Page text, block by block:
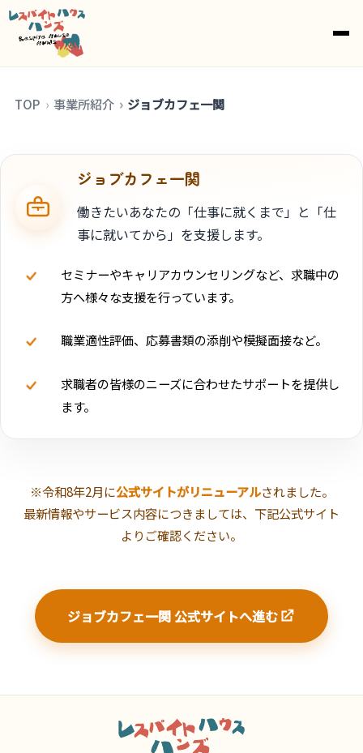
top
TOP 事業所紹介 ジョブカフェ一関
ジョブカフェ一関
働きたいあなたの「仕事に就くまで」と「仕
事に就いてから」を支援します。
セミナーやキャリアカウンセリングなど、求職中の
方へ様々な支援を行っています。
職業適性評価、応募書類の添削や模擬面接など。
求職者の皆様のニーズに合わせたサポートを提供し
ます。
ご確認ください
※令和8年2月に公式サイトがリニューアルされました。
最新情報やサービス内容につきましては、下記公式サイト
よりご確認ください。
ジョブカフェ一関 公式サイトへ進む